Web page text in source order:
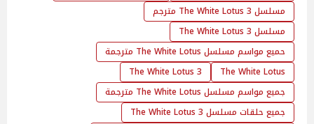
مسلسل 3 The White Lotus مترجم
مسلسل 3 The White Lotus
حميع مواسم مسلسل The White Lotus مترجمة
The White Lotus
The White Lotus 3
جميع مواسم مسلسل The White Lotus مترجمة
جميع حلقات مسلسل 3 The White Lotus